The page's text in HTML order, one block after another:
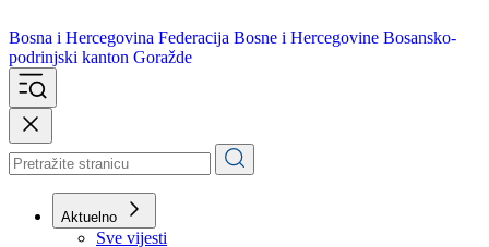
Bosna i Hercegovina
podrinjski kanton Goražde